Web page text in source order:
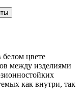
цвете
между изделиями
как внутри, так